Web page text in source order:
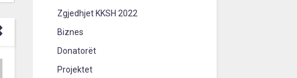
Zgjedhjet KKSH 2022
Biznes
Donatorët
Projektet